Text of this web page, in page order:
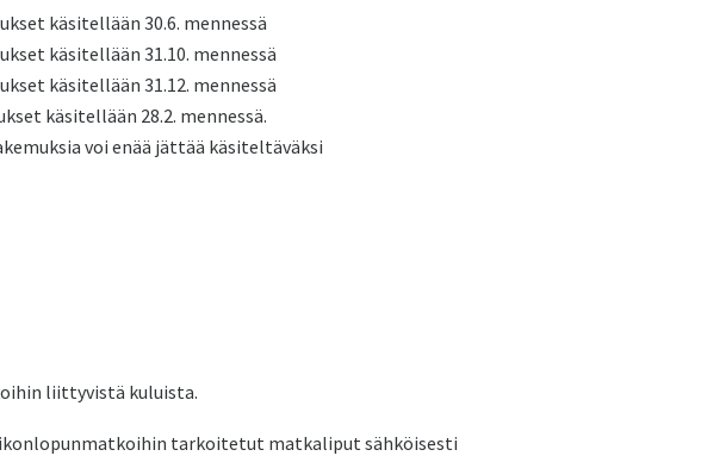
käsitellään 30.6. mennessä
käsitellään 31.10. mennessä
käsitellään 31.12. mennessä
käsitellään 28.2. mennessä.
voi enää jättää käsiteltäväksi
liittyvistä kuluista.
tarkoitetut matkaliput sähköisesti